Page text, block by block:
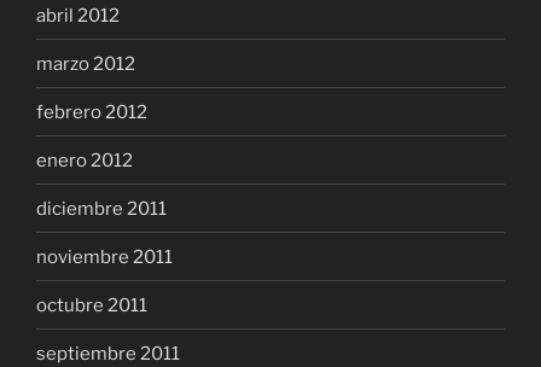
abril 2012
marzo 2012
febrero 2012
enero 2012
diciembre 2011
noviembre 2011
octubre 2011
septiembre 2011